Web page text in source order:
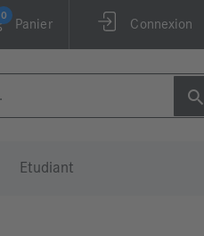
0
Panier Connexion
Etudiant